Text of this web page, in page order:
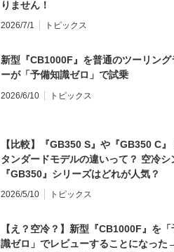
りません！
2026/7/1 トピックス
新型『CB1000F』を普通のツーリング
ーが「予備知識ゼロ」で試乗
2026/6/10 トピックス
【比較】『GB350 S』や『GB350 C』
タンダードモデルの違いって？ 空冷シ
『GB350』シリーズはどれが人気？
2026/5/10 トピックス
【え？空冷？】新型『CB1000F』を
識ゼロ」でレビューすることになった